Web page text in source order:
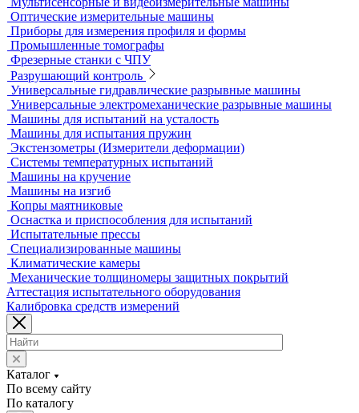
Аксессуары для метрологического оборудования
Видеоизмерительные машины
Координатно-измерительные машины
Лазерные трекеры
Мультисенсорные и видеоизмерительные машины
Оптические измерительные машины
Приборы для измерения профиля и формы
Промышленные томографы
Фрезерные станки с ЧПУ
Разрушающий контроль
Универсальные гидравлические разрывные машины
Универсальные электромеханические разрывные машины
Машины для испытаний на усталость
Машины для испытания пружин
Экстензометры (Измерители деформации)
Системы температурных испытаний
Машины на кручение
Машины на изгиб
Копры маятниковые
Оснастка и приспособления для испытаний
Испытательные прессы
Специализированные машины
Климатические камеры
Механические толщиномеры защитных покрытий
Аттестация испытательного оборудования
Калибровка средств измерений